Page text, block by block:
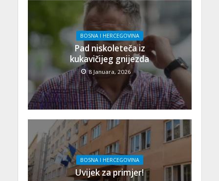
BOSNA I HERCEGOVINA
Pad niskoleteča iz
kukavičijeg gnijezda
8 Januara, 2026
BOSNA I HERCEGOVINA
Uvijek za primjer!